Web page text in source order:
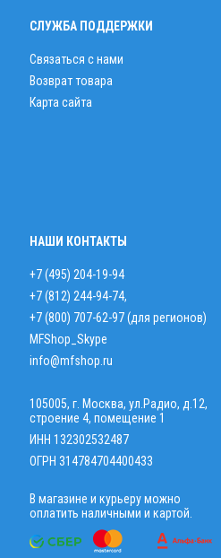
СЛУЖБА ПОДДЕРЖКИ
Связаться с нами
Возврат товара
Карта сайта
НАШИ КОНТАКТЫ
+7 (495) 204-19-94
+7 (812) 244-94-74,
+7 (800) 707-62-97 (для регионов)
MFShop_Skype
info@mfshop.ru
105005, г. Москва, ул.Радио, д.12,
строение 4, помещение 1
ИНН 132302532487
ОГРН 314784704400433
В магазине и курьеру можно
оплатить наличными и картой.